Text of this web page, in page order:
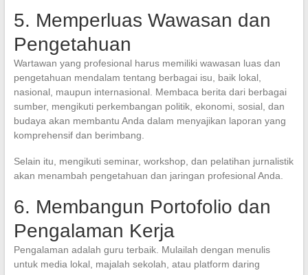
5. Memperluas Wawasan dan
Pengetahuan
Wartawan yang profesional harus memiliki wawasan luas dan
pengetahuan mendalam tentang berbagai isu, baik lokal,
nasional, maupun internasional. Membaca berita dari berbagai
sumber, mengikuti perkembangan politik, ekonomi, sosial, dan
budaya akan membantu Anda dalam menyajikan laporan yang
komprehensif dan berimbang.
Selain itu, mengikuti seminar, workshop, dan pelatihan jurnalistik
akan menambah pengetahuan dan jaringan profesional Anda.
6. Membangun Portofolio dan
Pengalaman Kerja
Pengalaman adalah guru terbaik. Mulailah dengan menulis
untuk media lokal, majalah sekolah, atau platform daring